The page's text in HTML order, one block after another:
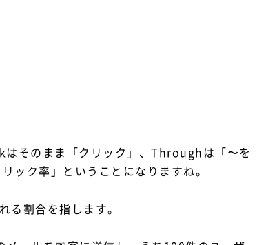
はそのまま「クリック」、Throughは「〜を
ック率」ということになりますね。
る割合を指します。